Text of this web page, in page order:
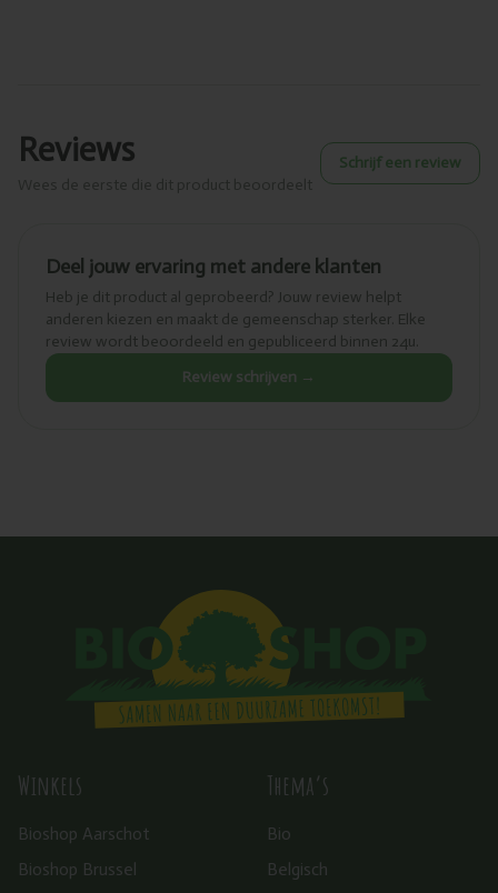
Reviews Schrijf een review
Deel jouw ervaring met andere klanten
Heb je dit product al geprobeerd? Jouw review helpt
anderen kiezen en maakt de gemeenschap sterker. Elke
review wordt beoordeeld en gepubliceerd binnen 24u.
Review schrijven →
Winkels
Bioshop Aarschot
Bioshop Brussel
Thema’s
Bio
Belgisch